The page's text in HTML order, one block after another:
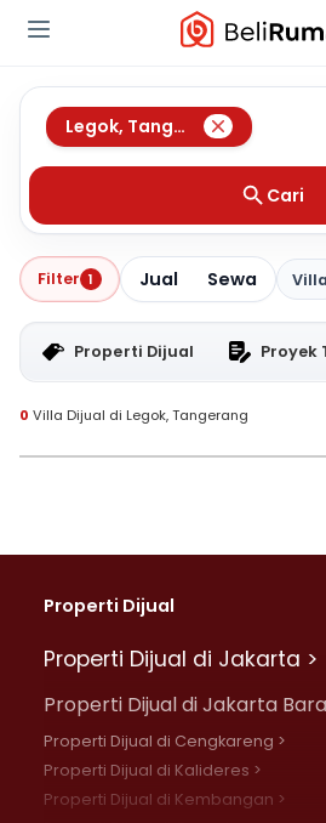
Legok, Tangerang
Cari
Filter 1 Jual Sewa Villa
Properti Dijual Proyek
0 Villa Dijual di Legok, Tangerang
Properti Dijual
Properti Dijual di Jakarta >
Properti Dijual di Jakarta
Properti Dijual di Cengkareng >
Properti Dijual di Kalideres >
Properti Dijual di Kembangan >